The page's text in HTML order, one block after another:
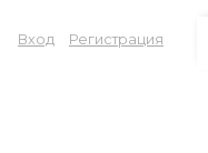
Вход Регистрация